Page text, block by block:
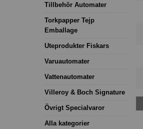
Tillbehör Automater
Torkpapper Tejp
Emballage
Uteprodukter Fiskars
Varuautomater
Vattenautomater
Villeroy & Boch Signature
Övrigt Specialvaror
Alla kategorier